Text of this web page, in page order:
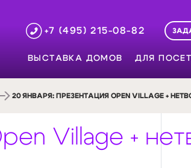
+7 (495) 215-08-82
ВЫСТАВКА ДОМОВ ДЛЯ
20 ЯНВАРЯ: ПРЕЗЕНТАЦИЯ OPEN VILLAGE +
Village +